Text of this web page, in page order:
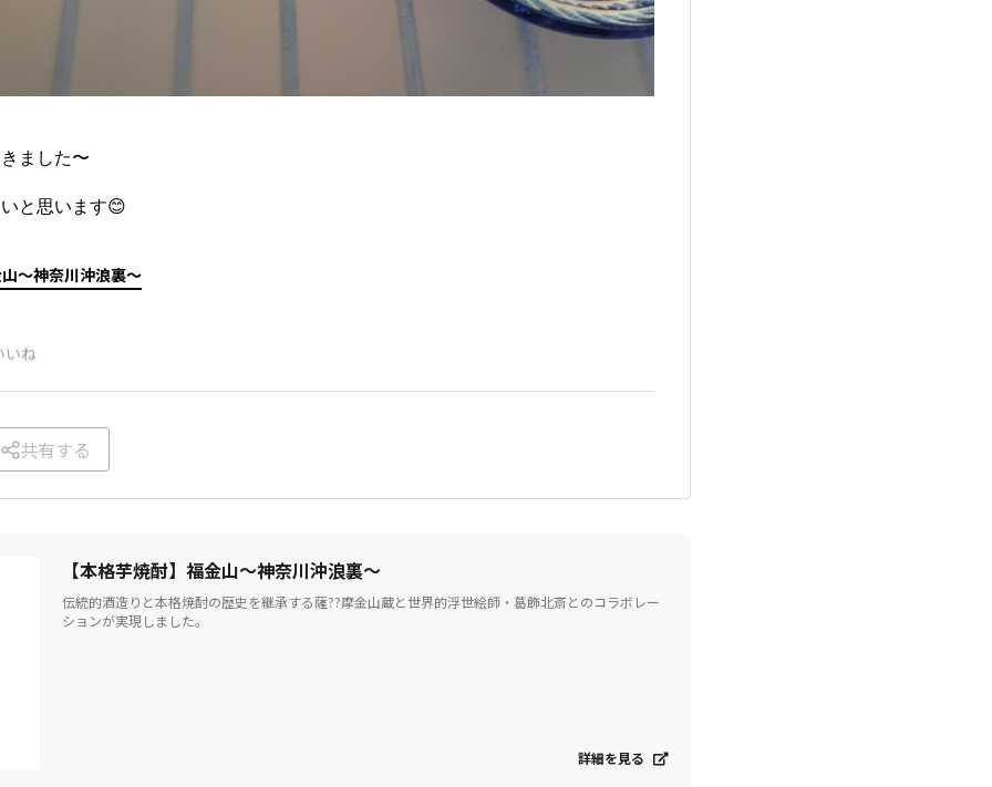
ました〜
と思います😊
～神奈川沖浪裏～
いね
共有する
【本格芋焼酎】福金山～神奈川沖浪裏～
伝統的酒造りと本格焼酎の歴史を継承する薩??摩金山蔵と世界的浮世絵師・葛飾北斎とのコラボレー
ションが実現しました。
詳細を見る